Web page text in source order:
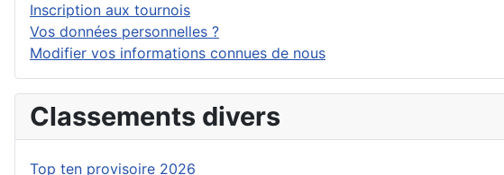
Inscription aux tournois
Vos données personnelles ?
Modifier vos informations connues de nous
Classements divers
Top ten provisoire 2026